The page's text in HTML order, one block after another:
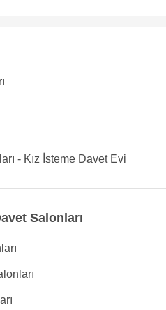
- Kız İsteme Davet Evi
Salonları